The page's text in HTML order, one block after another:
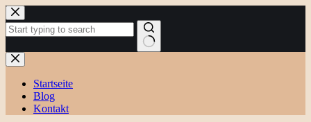
Zum
Inhalt
springen
Keine
Ergebnisse
Startseite
Blog
Kontakt